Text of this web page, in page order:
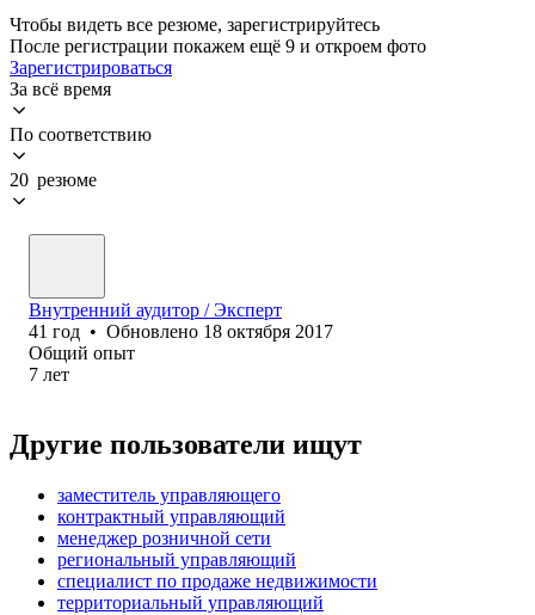
Чтобы видеть все резюме, зарегистрируйтесь
После регистрации покажем ещё 9 и откроем фото
Зарегистрироваться
За всё время
По соответствию
20 резюме
Внутренний аудитор / Эксперт
41 год • Обновлено 18 октября 2017
Общий опыт
7 лет
Другие пользователи ищут
заместитель управляющего
контрактный управляющий
менеджер розничной сети
региональный управляющий
специалист по продаже недвижимости
территориальный управляющий